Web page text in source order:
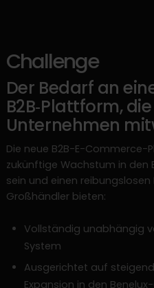
Challenge
Der Bedarf an
B2B‑Plattform,
Unternehmen
Die neue B2B-E-
zukünftige Wachstum in den
sein und einen
Großhändler bieten:
Vollständig unabhängig
System
Ausgerichtet auf
Expansion in den